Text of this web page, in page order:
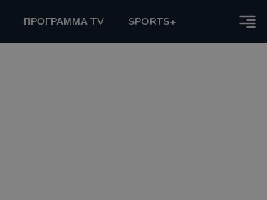
ΠΡΟΓΡΑΜΜΑ TV SPORTS+